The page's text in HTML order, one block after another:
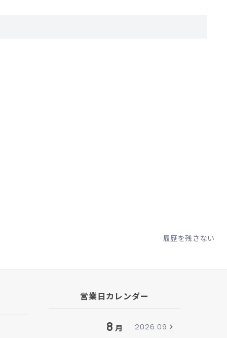
履歴を残さない
営業日カレンダー
8 月 2026.09